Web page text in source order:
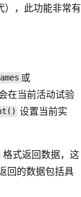
），此功能非常有
或
在当前活动试验
设置当前实
格式返回数据，这
回的数据包括具